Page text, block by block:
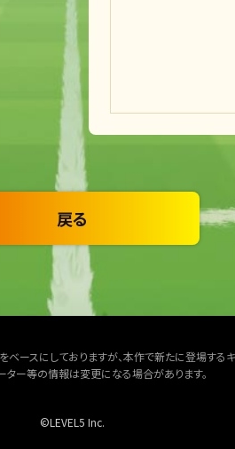
戻る
ベースにしておりますが、本作で新たに登場する
ター等の情報は変更になる場合があります。
©LEVEL5 Inc.